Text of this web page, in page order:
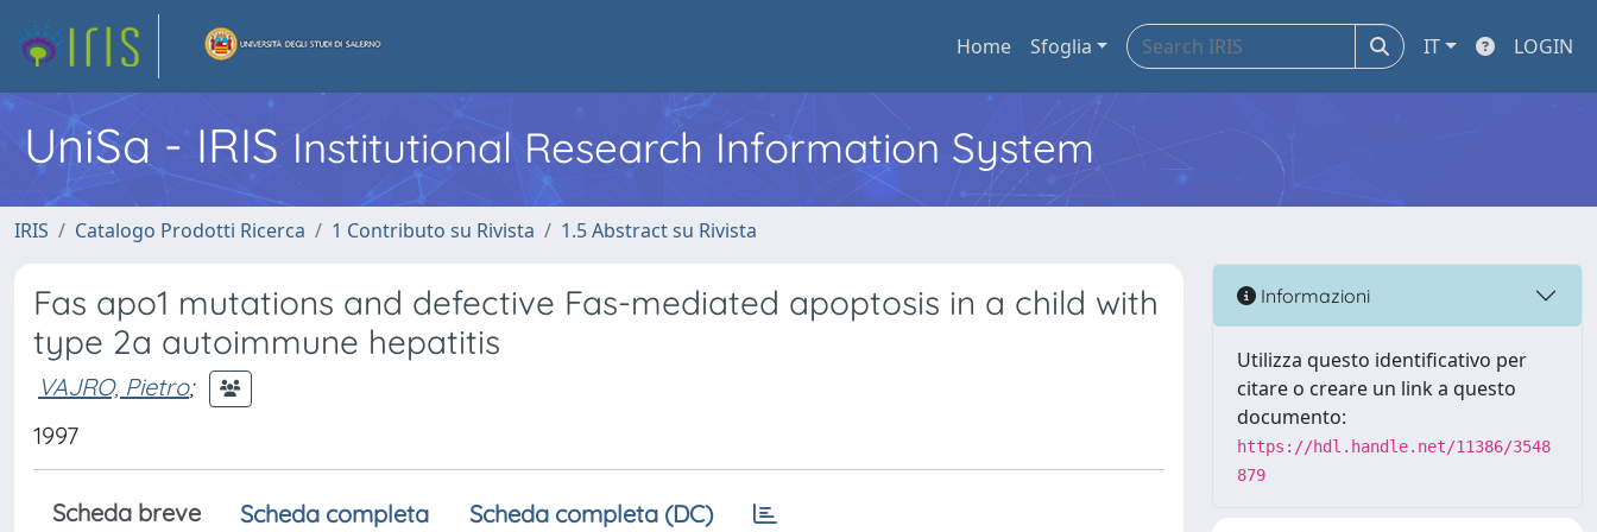
Home Sfoglia IT LOGIN
UniSa - IRIS Institutional Research Information System
IRIS Catalogo Prodotti Ricerca 1 Contributo su Rivista 1.5 Abstract su Rivista
Fas apo1 mutations and defective Fas-mediated apoptosis in a child with
type 2a autoimmune hepatitis
VAJRO, Pietro;
1997
Scheda breve Scheda completa Scheda completa (DC)
Informazioni
Utilizza questo identificativo per
citare o creare un link a questo
documento:
https://hdl.handle.net/11386/3548
879